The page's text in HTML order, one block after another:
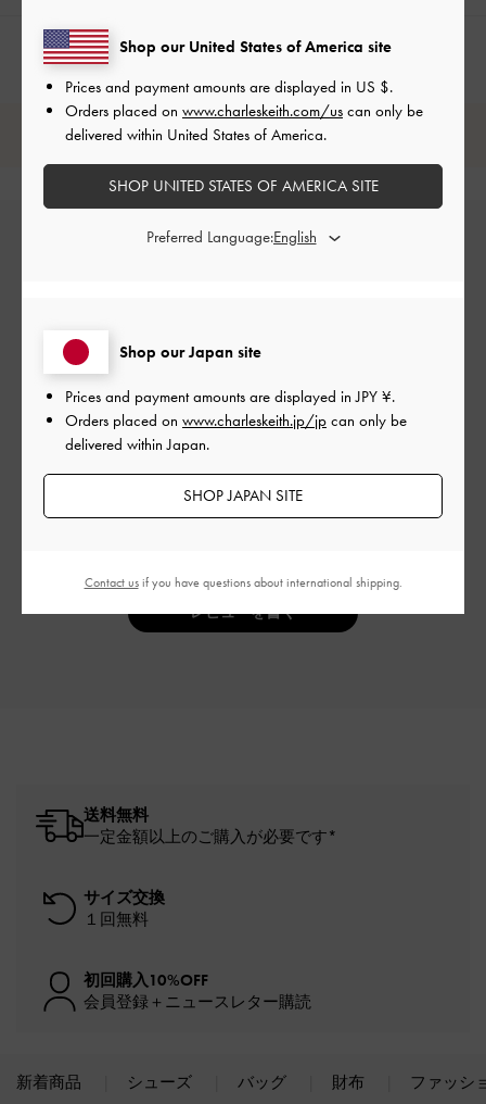
レビューは購入した方のみ投稿ができます。
ご感想をお聞かせください
レビューを書く
送料無料
一定金額以上のご購入が必要です*
サイズ交換
１回無料
初回購入10%OFF
会員登録＋ニュースレター購読
新着商品 シューズ バッグ 財布 ファッシ
Shop our Japan site
Prices and payment amounts are displayed inJPY ¥.
Orders placed on www.charleskeith.jp/jp can only be
delivered within Japan.
SHOP JAPAN SITE
Shop our United States of America site
Prices and payment amounts are displayed in US $.
Orders placed on www.charleskeith.com/us can only be
delivered within United States of America.
SHOP UNITED STATES OF AMERICA SITE
Preferred Language:
Contact usif you have questions about international shipping.